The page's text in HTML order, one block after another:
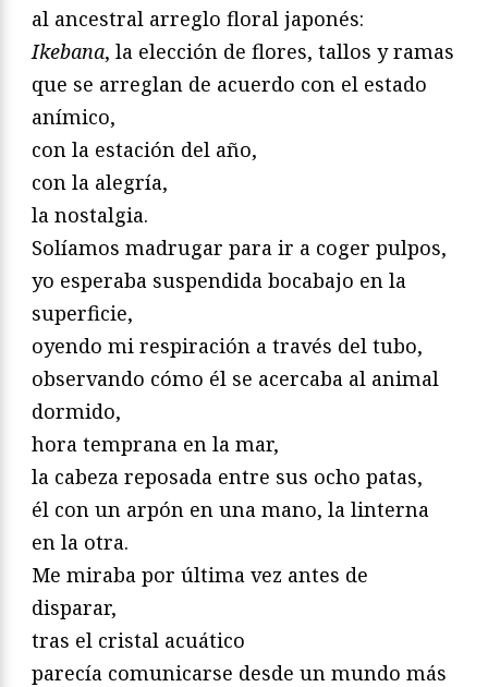
al ancestral arreglo floral japonés:
Ikebana, la elección de flores, tallos y ramas
que se arreglan de acuerdo con el estado
anímico,
con la estación del año,
con la alegría,
la nostalgia.
Solíamos madrugar para ir a coger pulpos,
yo esperaba suspendida bocabajo en la
superficie,
oyendo mi respiración a través del tubo,
observando cómo él se acercaba al animal
dormido,
hora temprana en la mar,
la cabeza reposada entre sus ocho patas,
él con un arpón en una mano, la linterna
en la otra.
Me miraba por última vez antes de
disparar,
tras el cristal acuático
parecía comunicarse desde un mundo más